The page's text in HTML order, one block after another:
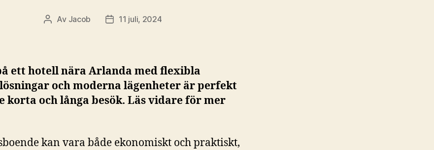
Inläggsförfattare
Av Jacob Inläggsdatum
11 juli, 2024
ett hotell nära Arlanda med flexibla
och moderna lägenheter är perfekt
korta och långa besök. Läs vidare för mer
kan vara både ekonomiskt och praktiskt,